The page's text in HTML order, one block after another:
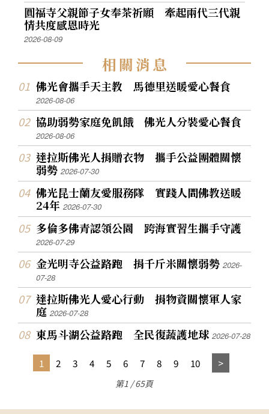
圓福寺父親節子女奉茶祈願 牽起兩代三代親
情共度感恩時光
2026-08-09
相關消息
佛光會攜手天主教 馬德里送暖愛心餐食
2026-08-06
協助弱勢家庭免飢餓 佛光人分裝愛心餐食
2026-08-06
達拉斯佛光人捐贈衣物 攜手公益團體關懷
弱勢2026-07-30
佛光昆士蘭友愛服務隊 實踐人間佛教送暖
24年2026-07-30
多倫多佛青認領公園 跨海實習生攜手守護
2026-07-29
金光明寺公益路跑 捐千斤米關懷弱勢2026-
07-28
達拉斯佛光人愛心行動 捐物資關懷軍人家
庭2026-07-28
東馬斗湖公益路跑 全民復蔬護地球2026-07-28
1 2 3 4 5 6 7 8 9 10
第1 / 65頁